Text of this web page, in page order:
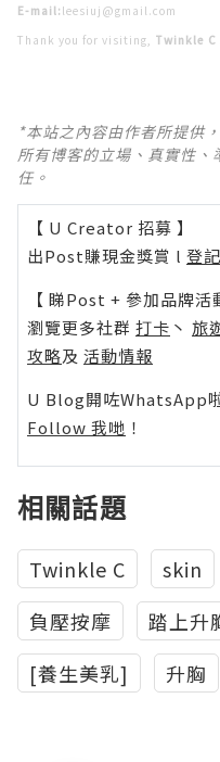
E-mail: leesiuj@gmail.com
Thank you for visiting, Twinkle C
*本站之內容由作者所提供
所有博客的立場、真實性
任。
【 U Creator 招募 】
出Post賺現金獎賞 l 登
【 睇Post + 參加品牌活
瀏覽更多社群 打卡 丶 旅
攻略及 活動情報
U Blog開咗WhatsApp
Follow 我哋 ！
相關話題
Twinkle C skin
負壓按摩
踏上升
[養生美乳]
升胸